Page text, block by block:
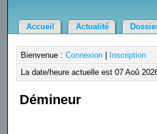
Accueil Actualité
Bienvenue : Connexion|
Inscription
La date/heure actuelle est 07 Aoû
Démineur